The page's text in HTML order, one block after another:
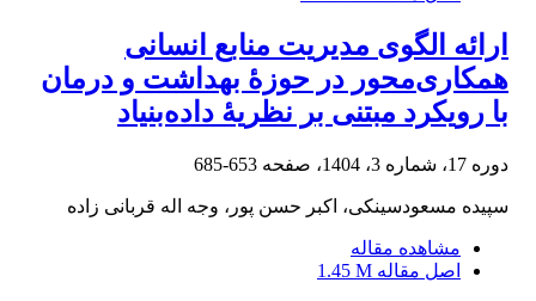
ارائه الگوی مدیریت منابع انسانی
همکاری‌محور در حوزۀ بهداشت و درمان
با رویکرد مبتنی بر نظریۀ داده‌بنیاد
دوره 17، شماره 3، 1404، صفحه 653-685
سپیده مسعودسینکی، اکبر حسن پور، وجه اله قربانی زاده
مشاهده مقاله
اصل مقاله 1.45 M